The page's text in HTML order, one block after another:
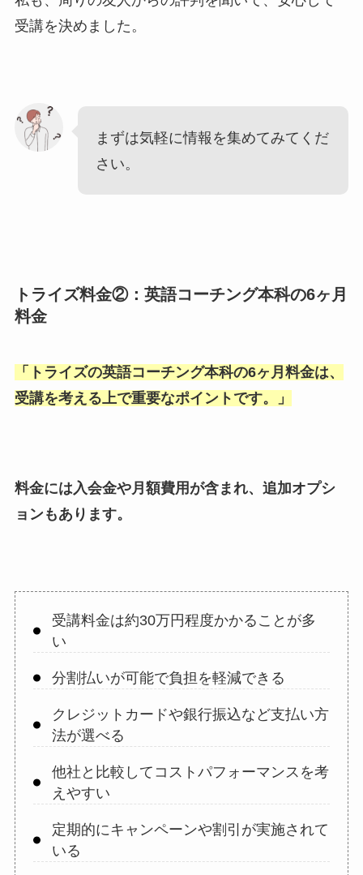
受講を決めました。
まずは気軽に情報を集めてみてくだ
さい。
トライズ料金②：英語コーチング本科の6ヶ月
料金
「
トライズの英語コーチング本科の6ヶ月料金は、
受講を考える上で重要なポイントです。
」
料金には入会金や月額費用が含まれ、追加オプシ
ョンもあります。
受講料金は約30万円程度かかることが多
い
分割払いが可能で負担を軽減できる
クレジットカードや銀行振込など支払い方
法が選べる
他社と比較してコストパフォーマンスを考
えやすい
定期的にキャンペーンや割引が実施されて
いる